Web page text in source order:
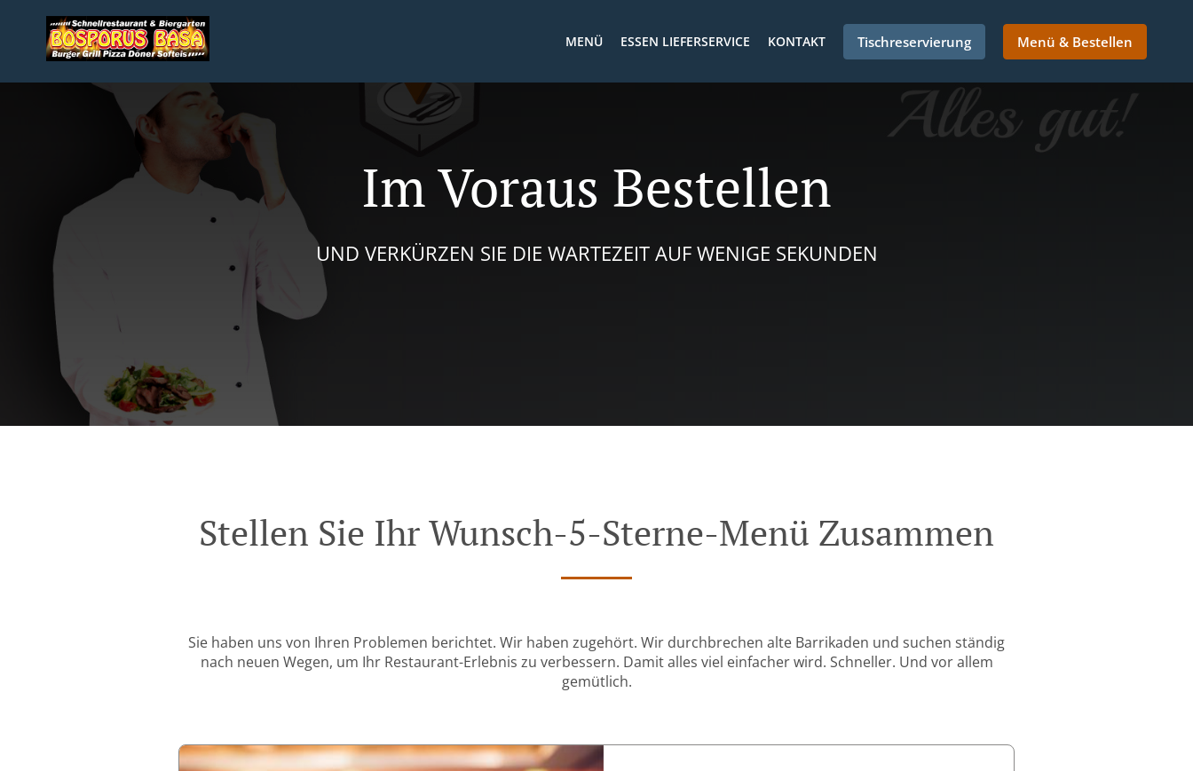
MENÜ ESSEN LIEFERSERVICE KONTAKT Tischreservierung Menü & Bestellen
Im Voraus Bestellen
UND VERKÜRZEN SIE DIE WARTEZEIT AUF WENIGE SEKUNDEN
Stellen Sie Ihr Wunsch-5-Sterne-Menü Zusammen
Sie haben uns von Ihren Problemen berichtet. Wir haben zugehört. Wir durchbrechen alte Barrikaden und suchen ständig
nach neuen Wegen, um Ihr Restaurant-Erlebnis zu verbessern. Damit alles viel einfacher wird. Schneller. Und vor allem
gemütlich.